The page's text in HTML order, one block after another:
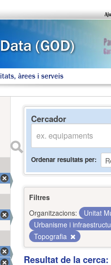
àrees i serveis
Cercador
Ordenar resultats per
Filtres
Organitzacions:
Unitat
Urbanisme i
Topografia
Resultat de la